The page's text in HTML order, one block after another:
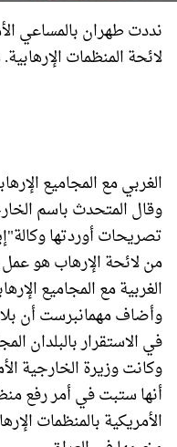
نددت طهران بالمساعي
لائحة المنظمات
الغربي مع المجاميع
وقال المتحدث باسم
تصريحات أوردتها
من لائحة الإرهاب هو
الغربية مع المجاميع
وأضاف مهمانبرست أن
في الاستقرار بالبلدان
وكانت وزيرة الخارجية
أنها ستبت في أمر رفع
الأمريكية بالمنظمات